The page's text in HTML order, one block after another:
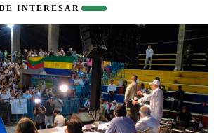
INTERESAR
interesar